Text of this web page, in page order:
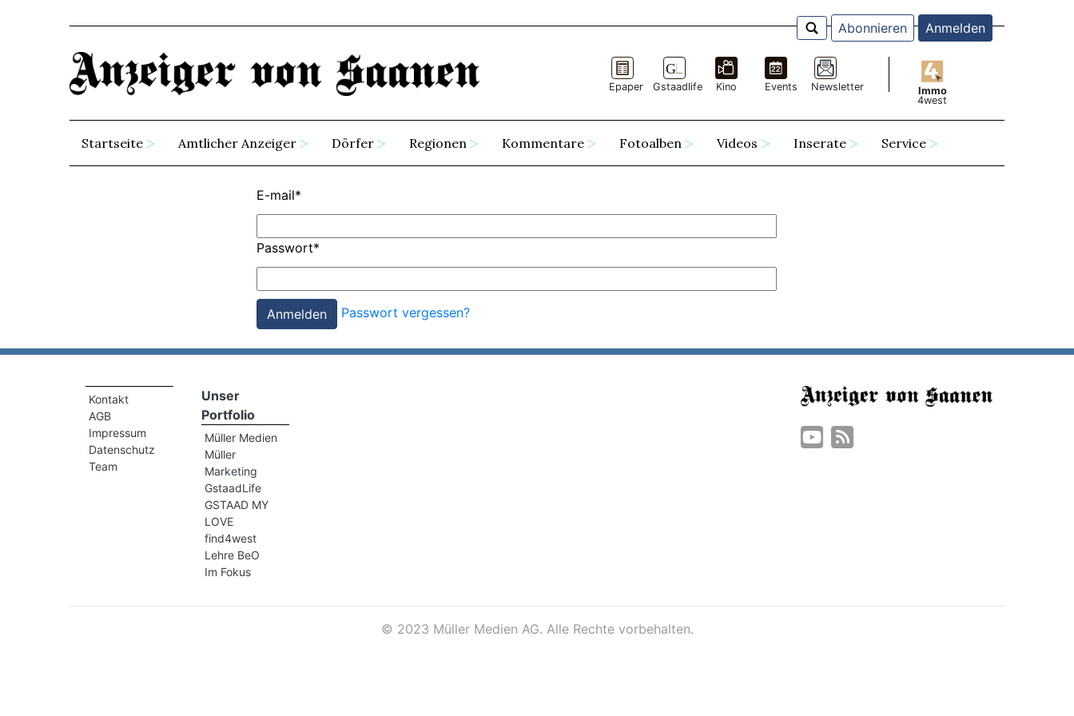
Abonnieren Anmelden
Epaper Gstaadlife Kino Events Newsletter
Immo
4west
Startseite Amtlicher Anzeiger Dörfer Regionen Kommentare Fotoalben Videos Inserate Service
E-mail*
Passwort*
Passwort vergessen?
Kontakt
AGB
Impressum
Datenschutz
Team
Unser
Portfolio
Müller Medien
Müller
Marketing
GstaadLife
GSTAAD MY
LOVE
find4west
Lehre BeO
Im Fokus
© 2023 Müller Medien AG. Alle Rechte vorbehalten.